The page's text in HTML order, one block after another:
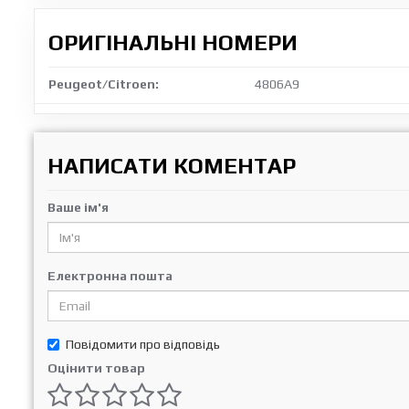
ОРИГІНАЛЬНІ НОМЕРИ
Peugeot/Citroen: 4806A9
НАПИСАТИ КОМЕНТАР
Ваше ім'я
Електронна пошта
Повідомити про відповідь
Оцінити товар